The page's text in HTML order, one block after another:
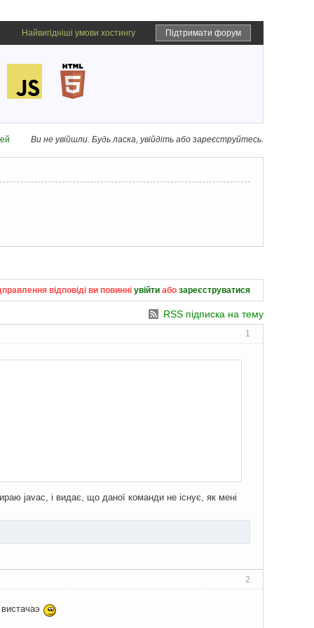
Підтримати форум
Найвигідніші умови хостингу
Ви не увійшли. Будь ласка, увійдіть або зареєструйтесь.
відповіді ви повинні увійти або зареєструватися
RSS підписка на тему
1
javac, і видає, що даної команди не існує, як мені
2